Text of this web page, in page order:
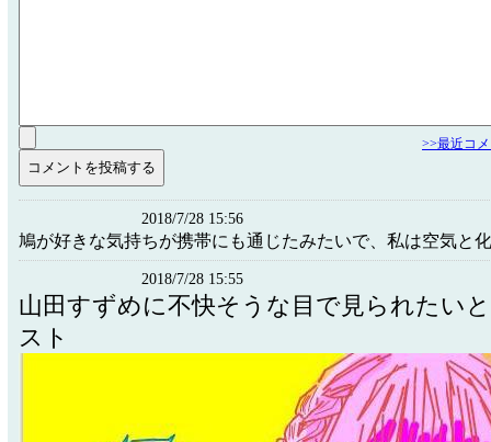
>>最近コ
2018/7/28 15:56
鳩が好きな気持ちが携帯にも通じたみたいで、私は空気と
2018/7/28 15:55
山田すずめに不快そうな目で見られたい
スト